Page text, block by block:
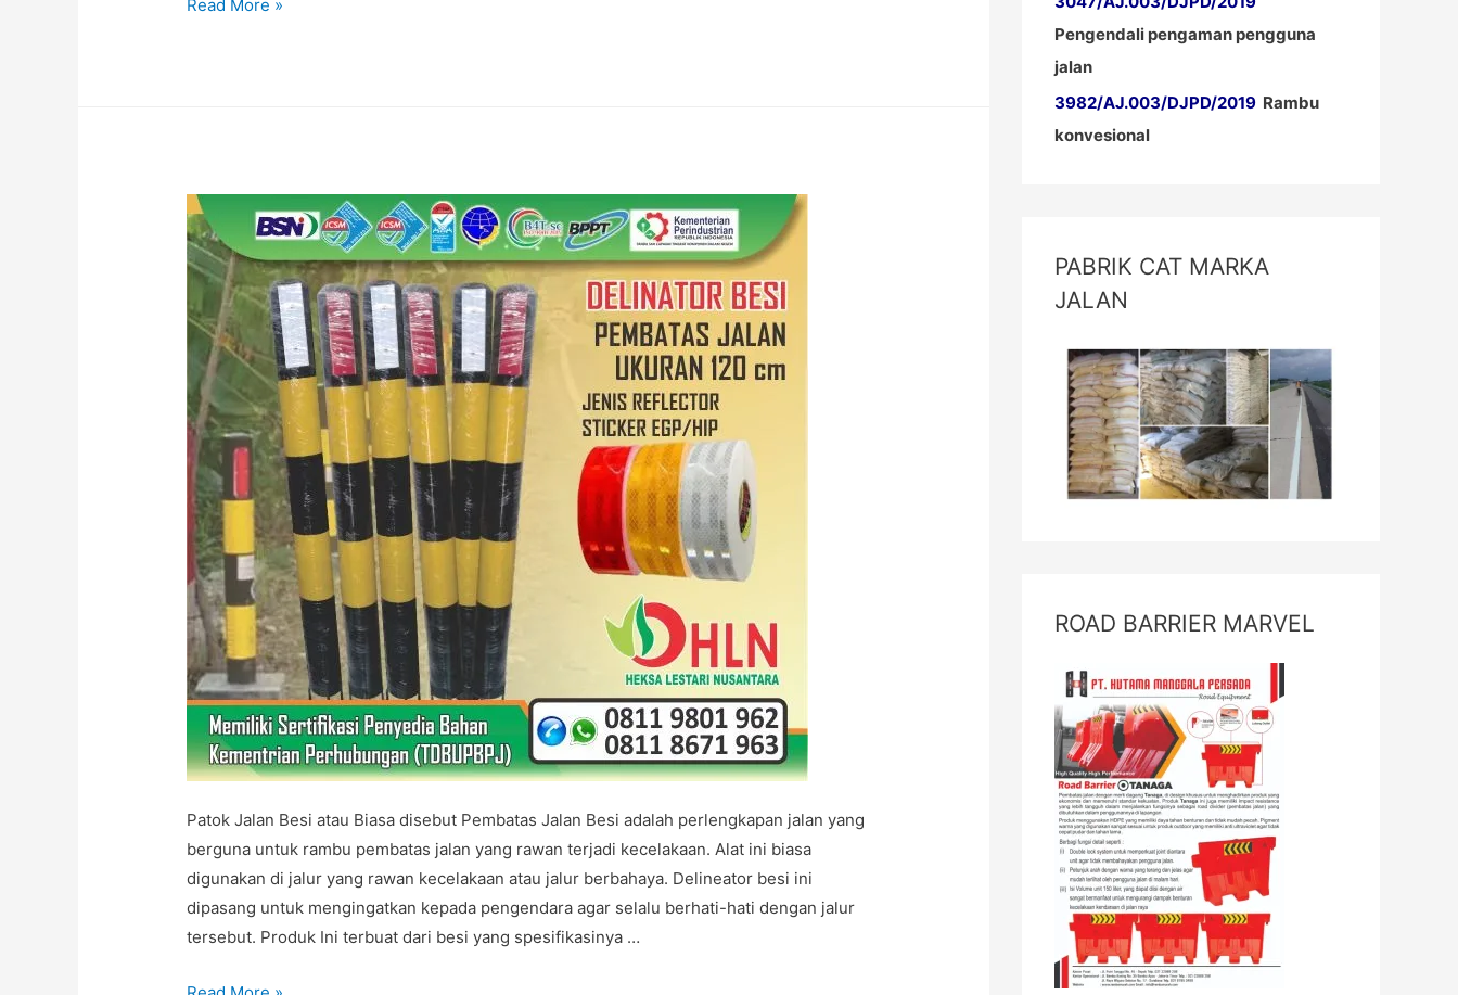
Read More »
Patok Jalan Besi atau Biasa disebut Pembatas Jalan Besi adalah perlengkapan jalan yang
berguna untuk rambu pembatas jalan yang rawan terjadi kecelakaan. Alat ini biasa
digunakan di jalur yang rawan kecelakaan atau jalur berbahaya. Delineator besi ini
dipasang untuk mengingatkan kepada pengendara agar selalu berhati-hati dengan jalur
tersebut. Produk Ini terbuat dari besi yang spesifikasinya …
Pengendali pengaman pengguna
jalan
3982/AJ.003/DJPD/2019 Rambu
konvesional
PABRIK CAT MARKA
JALAN
ROAD BARRIER MARVEL